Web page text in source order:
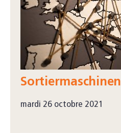
Sortiermaschinen
mardi 26 octobre 2021